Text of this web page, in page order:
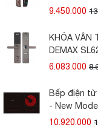
9.450.000
KHÓA VÂN
DEMAX
6.083.000
Bếp điện từ
- New Model
10.920.000